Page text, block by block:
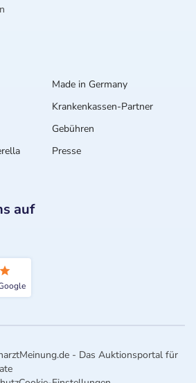
Made in Germany
Krankenkassen-Partner
Gebühren
Presse
auf
- Das Auktionsportal für